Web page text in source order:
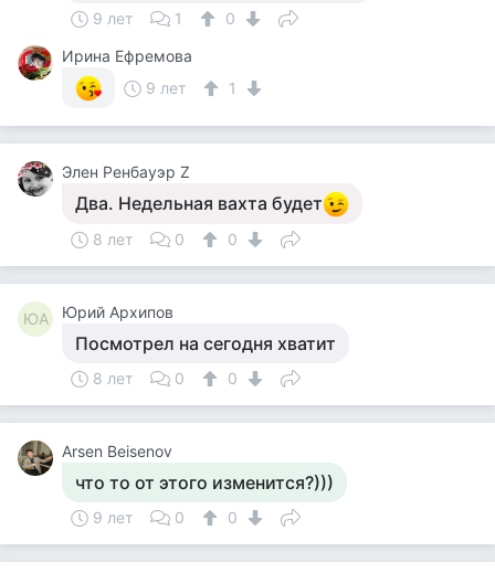
9 лет 1
0
Ирина Ефремова
9 лет
1
Элен Ренбауэр Z
Два. Недельная вахта будет
8 лет 0 0
ЮА Юрий Архипов
Посмотрел на сегодня хватит
8 лет 0 0
Arsen Beisenov
что то от этого изменится?)))
9 лет 0 0